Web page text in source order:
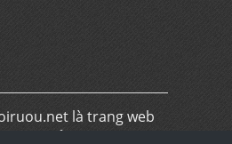
là trang web
các cửa hàng và hệ